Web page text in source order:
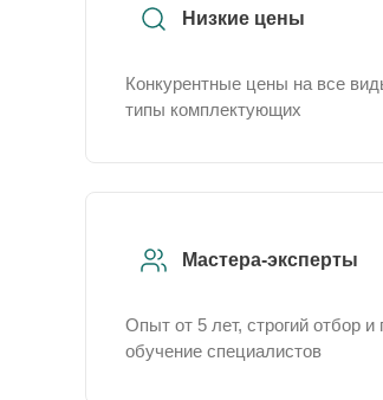
Низкие цены
Конкурентные цены на все
типы комплектующих
Мастера-эксперты
Опыт от 5 лет, строгий отбор и
обучение специалистов